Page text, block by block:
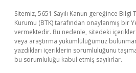
Sitemiz, 5651 Sayılı Kanun gereğince
Kurumu (BTK) tarafından onaylanmış bir
vermektedir. Bu nedenle, sitedeki
veya araştırma yükümlülüğümüz
yazdıkları içeriklerin sorumluluğunu
bu sorumluluğu kabul etmiş sayılırlar.